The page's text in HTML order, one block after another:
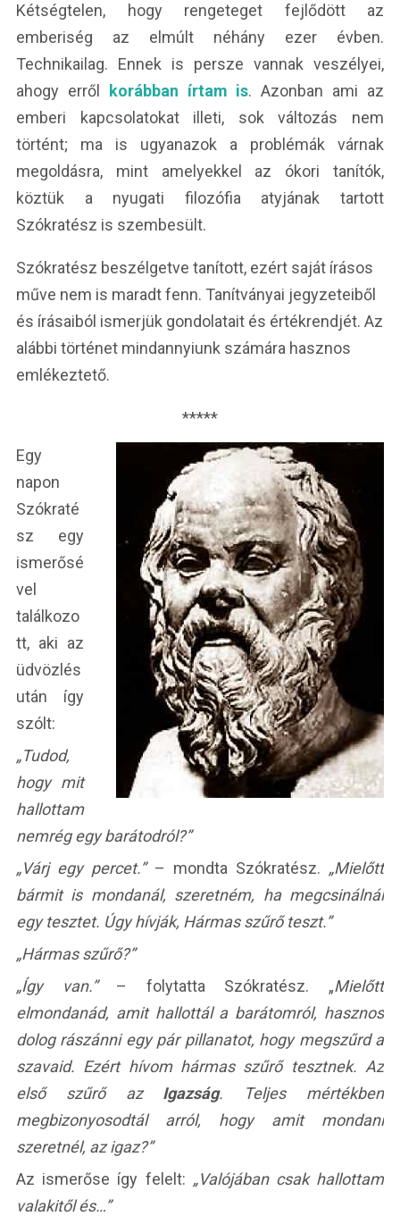
Kétségtelen, hogy rengeteget fejlődött az
emberiség az elmúlt néhány ezer évben.
Technikailag. Ennek is persze vannak veszélyei,
ahogy erről
korábban írtam is. Azonban ami az
emberi kapcsolatokat illeti, sok változás nem
történt; ma is ugyanazok a problémák várnak
megoldásra, mint amelyekkel az ókori tanítók,
köztük a nyugati filozófia atyjának tartott
Szókratész is szembesült.
Szókratész beszélgetve tanított, ezért saját írásos
műve nem is maradt fenn. Tanítványai jegyzeteiből
és írásaiból ismerjük gondolatait és értékrendjét. Az
alábbi történet mindannyiunk számára hasznos
emlékeztető.
*****
Egy
napon
Szókraté
sz egy
ismerősé
vel
találkozo
tt, aki az
üdvözlés
után így
szólt:
„Tudod,
hogy mit
hallottam
nemrég egy barátodról?”
„Várj egy percet.”– mondta Szókratész. „Mielőtt
bármit is mondanál, szeretném, ha megcsinálnál
egy tesztet. Úgy hívják, Hármas szűrő teszt.”
„Hármas szűrő?”
„Így van.”– folytatta Szókratész. „Mielőtt
elmondanád, amit hallottál a barátomról, hasznos
dolog rászánni egy pár pillanatot, hogy megszűrd a
szavaid. Ezért hívom hármas szűrő tesztnek. Az
első szűrő az Igazság. Teljes mértékben
megbizonyosodtál arról, hogy amit mondani
szeretnél, az igaz?”
Az ismerőse így felelt: „Valójában csak hallottam
valakitől és…”